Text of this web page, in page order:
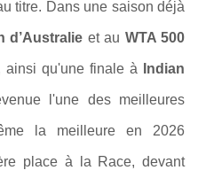
titre. Dans une saison déjà
d’Australie et au WTA 500
ainsi qu'une finale à Indian
l'une des meilleures
la meilleure en 2026
place à la Race, devant